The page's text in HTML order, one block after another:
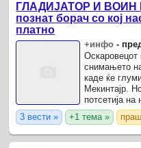
ГЛАДИЈАТОР И ВОИН
познат борач со кој
платно
+инфо -
Оскаровецот
снимањето
каде ќе
Мекинтајр.
потсетија
„Гладијатор“.
3 вести » +1 тема »